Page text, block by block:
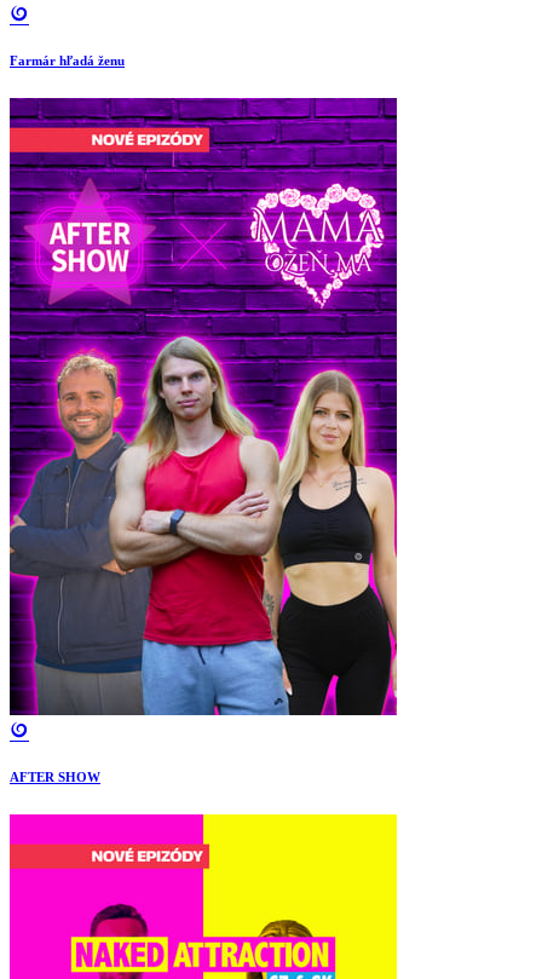
Farmár hľadá ženu
AFTER SHOW